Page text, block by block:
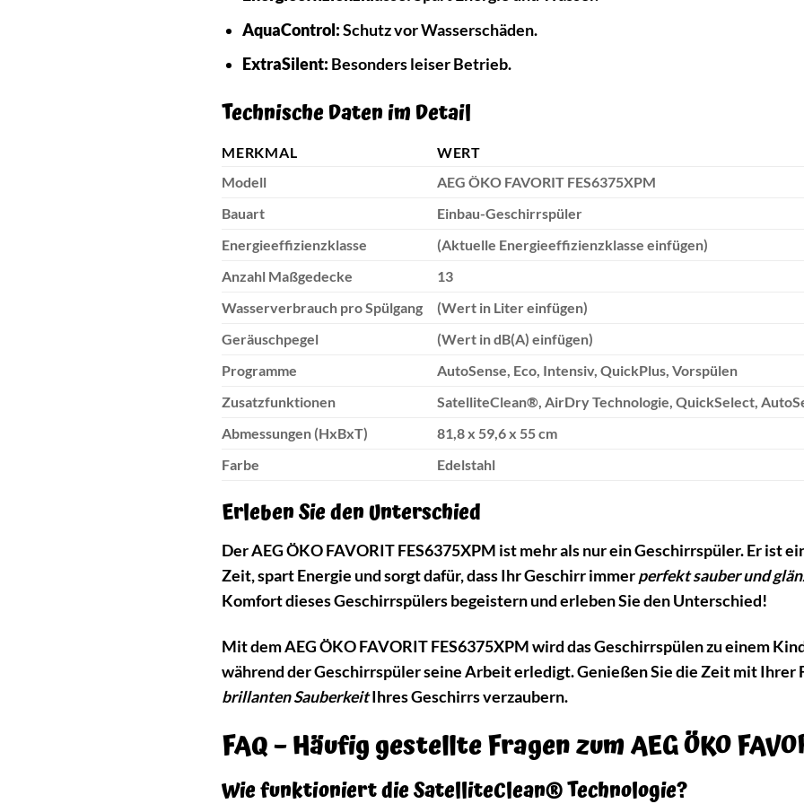
AquaControl:Schutz vor Wasserschäden.
ExtraSilent: Besonders leiser Betrieb.
Technische Daten im Detail
MERKMAL
WERT
Modell
AEG ÖKO FAVORIT FES6375XPM
Bauart
Einbau-Geschirrspüler
Energieeffizienzklasse
(Aktuelle Energieeffizienzklasse einfügen)
Anzahl Maßgedecke
13
Wasserverbrauch pro Spülgang
(Wert in Liter einfügen)
Geräuschpegel
(Wert in dB(A) einfügen)
Programme
AutoSense, Eco, Intensiv, QuickPlus, Vorspülen
Zusatzfunktionen
SatelliteClean®, AirDry Technologie, QuickSelect,
Abmessungen (HxBxT)
81,8 x 59,6 x 55 cm
Farbe
Edelstahl
Erleben Sie den Unterschied
Der AEG ÖKO FAVORIT FES6375XPM ist mehr als nur ein Geschirrspüler. Er ist
Zeit, spart Energie und sorgt dafür, dass Ihr Geschirr immerperfekt sauber und
Komfort dieses Geschirrspülers begeistern und erleben Sie den Unterschied!
Mit dem AEG ÖKO FAVORIT FES6375XPM wird das Geschirrspülen zu einem
während der Geschirrspüler seine Arbeit erledigt. Genießen Sie die Zeit mit Ihrer
brillanten SauberkeitIhres Geschirrs verzaubern.
FAQ – Häufig gestellte Fragen zum AEG ÖKO
Wie funktioniert die SatelliteClean® Technologie?